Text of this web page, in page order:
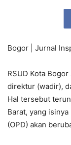
Bogor | Jurnal
RSUD Kota
direktur (wadir),
Hal tersebut
Barat, yang
(OPD) akan